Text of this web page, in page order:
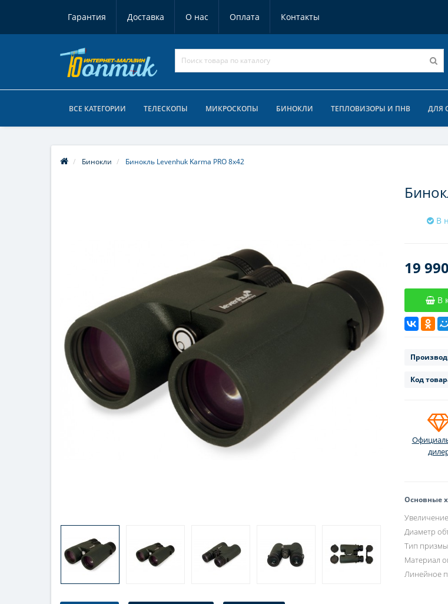
Гарантия Доставка О нас Оплата Контакты
ВСЕ КАТЕГОРИИ ТЕЛЕСКОПЫ МИКРОСКОПЫ БИНОКЛИ ТЕПЛОВИЗОРЫ И ПНВ ДЛЯ
Бинокли Бинокль Levenhuk Karma PRO 8x42
В
19
В
Код
Основные
Диаметр
Тип
Материал
Линейное